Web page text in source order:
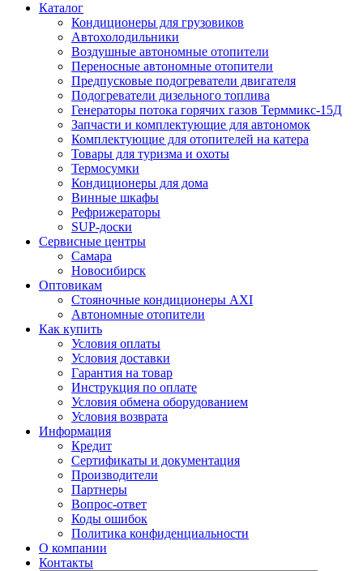
Каталог
Кондиционеры для грузовиков
Автохолодильники
Воздушные автономные отопители
Переносные автономные отопители
Предпусковые подогреватели двигателя
Подогреватели дизельного топлива
Генераторы потока горячих газов Терммикс-15Д
Запчасти и комплектующие для автономок
Комплектующие для отопителей на катера
Товары для туризма и охоты
Термосумки
Кондиционеры для дома
Винные шкафы
Рефрижераторы
SUP-доски
Сервисные центры
Самара
Новосибирск
Оптовикам
Стояночные кондиционеры AXI
Автономные отопители
Как купить
Условия оплаты
Условия доставки
Гарантия на товар
Инструкция по оплате
Условия обмена оборудованием
Условия возврата
Информация
Кредит
Сертификаты и документация
Производители
Партнеры
Вопрос-ответ
Коды ошибок
Политика конфиденциальности
О компании
Контакты